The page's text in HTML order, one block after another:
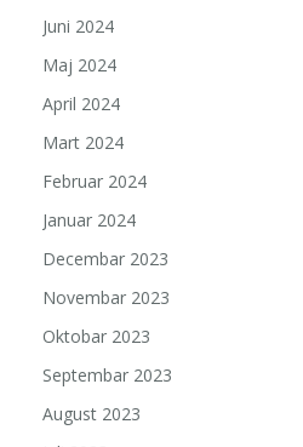
Juni 2024
Maj 2024
April 2024
Mart 2024
Februar 2024
Januar 2024
Decembar 2023
Novembar 2023
Oktobar 2023
Septembar 2023
August 2023